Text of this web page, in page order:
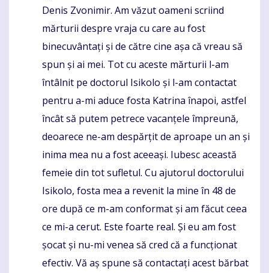
Denis Zvonimir. Am văzut oameni scriind
mărturii despre vraja cu care au fost
binecuvântați și de către cine așa că vreau să
spun și ai mei. Tot cu aceste mărturii l-am
întâlnit pe doctorul Isikolo și l-am contactat
pentru a-mi aduce fosta Katrina înapoi, astfel
încât să putem petrece vacanțele împreună,
deoarece ne-am despărțit de aproape un an și
inima mea nu a fost aceeași. Iubesc această
femeie din tot sufletul. Cu ajutorul doctorului
Isikolo, fosta mea a revenit la mine în 48 de
ore după ce m-am conformat și am făcut ceea
ce mi-a cerut. Este foarte real. Și eu am fost
șocat și nu-mi venea să cred că a funcționat
efectiv. Vă aș spune să contactați acest bărbat